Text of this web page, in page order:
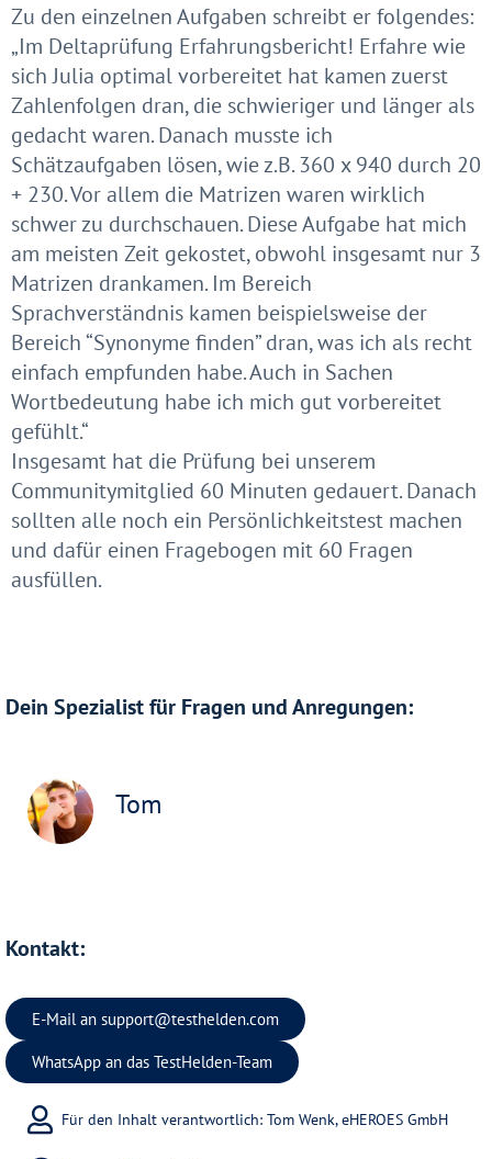
Zu den einzelnen Aufgaben schreibt er folgendes:
„Im Deltaprüfung Erfahrungsbericht! Erfahre wie
sich Julia optimal vorbereitet hat kamen zuerst
Zahlenfolgen dran, die schwieriger und länger als
gedacht waren. Danach musste ich
Schätzaufgaben lösen, wie z.B. 360 x 940 durch 20
+ 230. Vor allem die Matrizen waren wirklich
schwer zu durchschauen. Diese Aufgabe hat mich
am meisten Zeit gekostet, obwohl insgesamt nur 3
Matrizen drankamen. Im Bereich
Sprachverständnis kamen beispielsweise der
Bereich “Synonyme finden” dran, was ich als recht
einfach empfunden habe. Auch in Sachen
Wortbedeutung habe ich mich gut vorbereitet
gefühlt.“
Insgesamt hat die Prüfung bei unserem
Communitymitglied 60 Minuten gedauert. Danach
sollten alle noch ein Persönlichkeitstest machen
und dafür einen Fragebogen mit 60 Fragen
ausfüllen.
Dein Spezialist für Fragen und Anregungen:
Tom
Kontakt:
E-Mail an support@testhelden.com
WhatsApp an das TestHelden-Team
Für den Inhalt verantwortlich: Tom Wenk, eHEROES GmbH